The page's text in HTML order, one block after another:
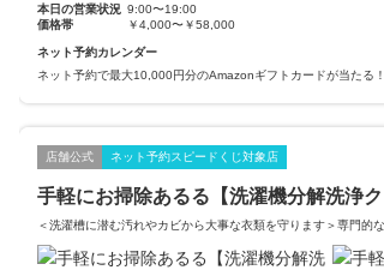
本日の営業状況 9:00〜19:00
価格帯
￥4,000〜￥58,000
ネット予約カレンダー
ネット予約で最大10,000円分のAmazonギフトカードが当たる！
店舗公式 ネット予約スピードくじ対象店
手軽にお掃除あるる【洗濯機分解洗浄ク
＜洗濯槽に潜む汚れやカビから大事な衣類を守ります＞専門的